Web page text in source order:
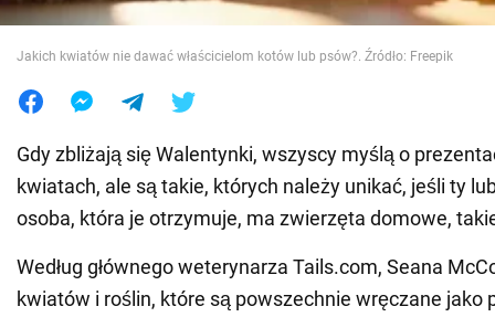
Jedzenie
Jakich kwiatów nie dawać właścicielom kotów lub psów?. Źródło: Freepik
Gdy zbliżają się Walentynki, wszyscy myślą o
kwiatach, ale są takie, których należy unikać, jeśli ty
osoba, która je otrzymuje, ma zwierzęta domowe,
Według głównego weterynarza Tails.com, Seana
kwiatów i roślin, które są powszechnie wręczane jako